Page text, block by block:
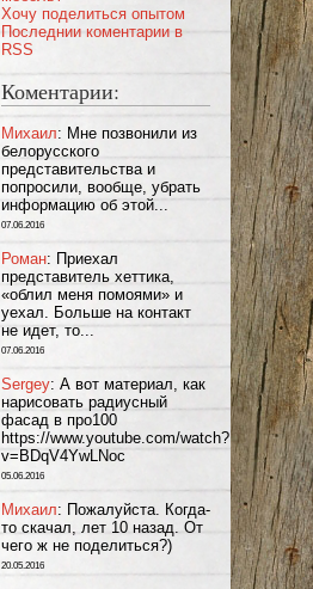
Хочу поделиться опытом
Последнии коментарии в
RSS
Коментарии:
Михаил: Мне позвонили из
белорусского
представительства и
попросили, вообще, убрать
информацию об этой...
07.06.2016
Роман: Приехал
представитель хеттика,
«облил меня помоями» и
уехал. Больше на контакт
не идет, то...
07.06.2016
Sergey: А вот материал, как
нарисовать радиусный
фасад в про100
https://www.youtube.com/watch?
v=BDqV4YwLNoc
05.06.2016
Михаил: Пожалуйста. Когда-
то скачал, лет 10 назад. От
чего ж не поделиться?)
20.05.2016